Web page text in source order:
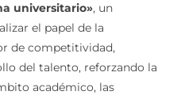
universitario», un
el papel de la
de competitividad,
del talento, reforzando la
académico, las